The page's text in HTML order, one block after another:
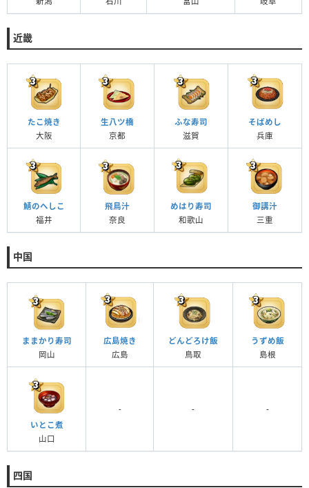
近畿
たこ焼き
大阪
生八ツ橋
京都
ふな寿司
滋賀
そばめし
兵庫
鯖のへしこ
福井
飛鳥汁
奈良
めはり寿司
和歌山
御講汁
三重
中国
ままかり寿司
岡山
広島焼き
広島
どんどろけ飯
鳥取
うずめ飯
島根
いとこ煮
山口
- - -
四国